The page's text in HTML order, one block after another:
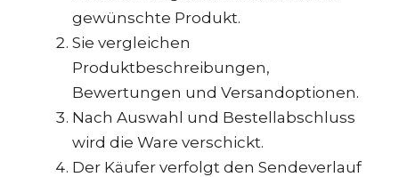
gewünschte Produkt.
Sie vergleichen
Produktbeschreibungen,
Bewertungen und Versandoptionen.
Nach Auswahl und Bestellabschluss
wird die Ware verschickt.
Der Käufer verfolgt den Sendeverlauf